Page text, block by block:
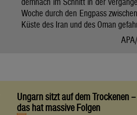
Woche durch den Engpass
Küste des Iran und des Oman
Ungarn sitzt auf dem Trockenen –
das hat massive Folgen